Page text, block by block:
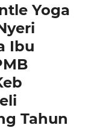
Yoga
Ibu
Tahun